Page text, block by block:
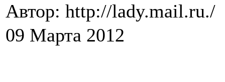
Автор: http://lady.mail.ru./
09 Марта 2012